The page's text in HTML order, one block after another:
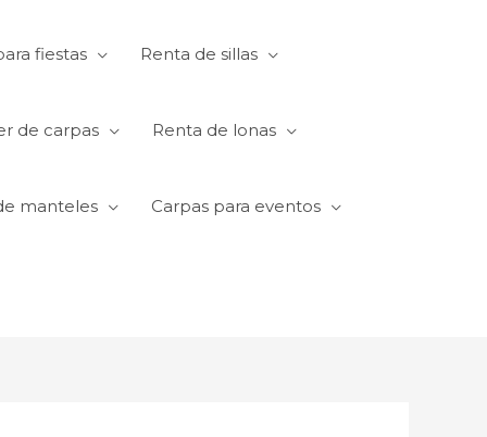
fiestas Renta de sillas
de carpas Renta de lonas
manteles Carpas para eventos